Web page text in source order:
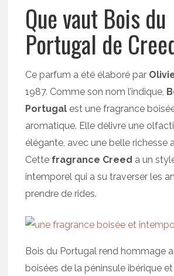
Que vaut Bois du
Portugal de
Ce parfum a été élaboré par
1987. Comme son nom l’indique,
Portugal est une fragrance
aromatique. Elle délivre une
élégante, avec une belle richesse
Cette fragrance Creed a un
intemporel qui a su traverser les
prendre de rides.
Bois du Portugal rend hommage
boisées de la péninsule ibérique